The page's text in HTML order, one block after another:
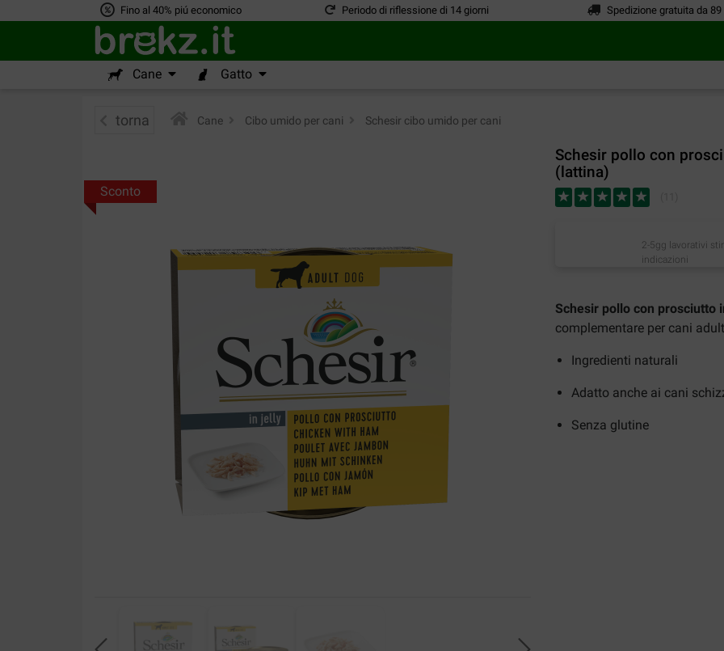
Fino al 40% piú economico Periodo di riflessione di 14 giorni Spedizione gratuita da 89
Cane Gatto
torna Cane Cibo umido per cani Schesir cibo umido per cani
Schesir pollo con
(lattina)
Sconto
2-5gg lavorativi
indicazioni
Schesir pollo con prosciutto
complementare per cani
Ingredienti naturali
Adatto anche ai cani
Senza glutine